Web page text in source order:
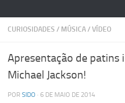
CURIOSIDADES / MÚSICA/VÍDEO
Apresentação de patins
Michael Jackson!
POR SIDO · 6 DE MAIO DE 2014